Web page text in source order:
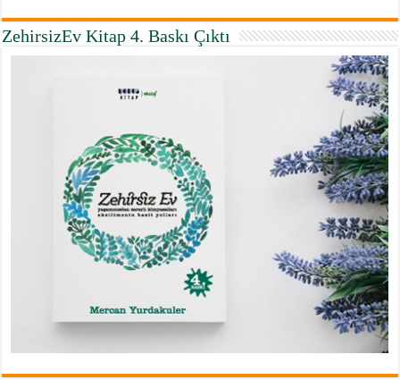
ZehirsizEv Kitap 4. Baskı Çıktı